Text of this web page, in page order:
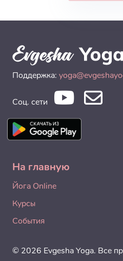
Поддержка:
Соц. сети
На главную
Йога Online
Курсы
События
© 2026 Evgesha Yoga. Все